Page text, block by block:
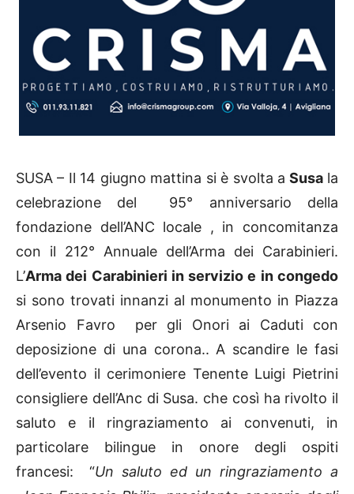
SUSA – Il 14 giugno mattina si è svolta a Susala
celebrazione del 95° anniversario della
fondazione dell’ANC locale , in concomitanza
con il 212° Annuale dell’Arma dei Carabinieri.
L’Arma dei Carabinieri in servizio e in congedo
si sono trovati innanzi al monumento in Piazza
Arsenio Favro per gli Onori ai Caduti con
deposizione di una corona.. A scandire le fasi
dell’evento il cerimoniere Tenente Luigi Pietrini
consigliere dell’Anc di Susa. che così ha rivolto il
saluto e il ringraziamento ai convenuti, in
particolare bilingue in onore degli ospiti
francesi: “Un saluto ed un ringraziamento a